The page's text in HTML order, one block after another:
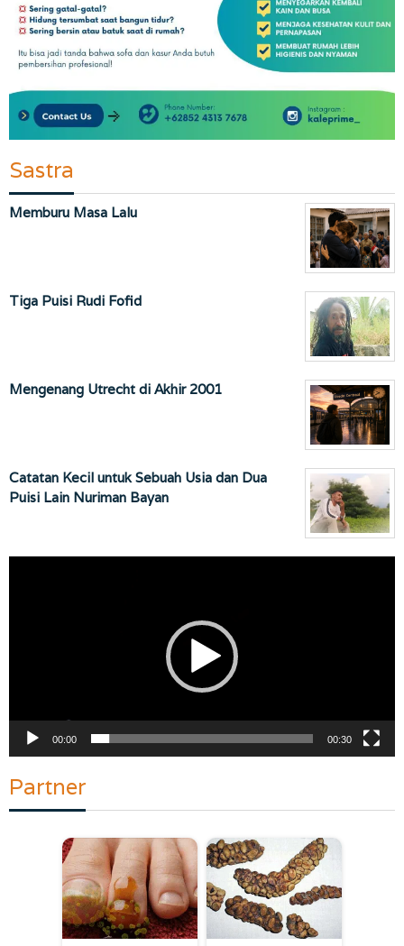
Sastra
Memburu Masa Lalu
Tiga Puisi Rudi Fofid
Mengenang Utrecht di Akhir 2001
Catatan Kecil untuk Sebuah Usia dan Dua
Puisi Lain Nuriman Bayan
00:00 00:30
Partner